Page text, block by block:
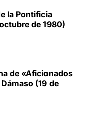
la Pontificia
de 1980)
de «Aficionados
(19 de